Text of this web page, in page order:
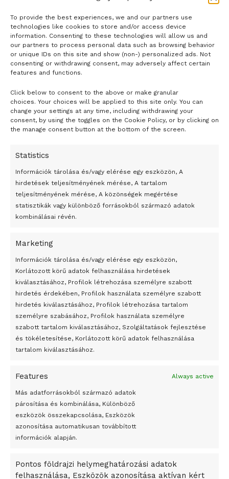
To provide the best experiences, we and our partners use
technologies like cookies to store and/or access device
information. Consenting to these technologies will allow us and
our partners to process personal data such as browsing behavior
or unique IDs on this site and show (non-) personalized ads. Not
consenting or withdrawing consent, may adversely affect certain
features and functions.
Click below to consent to the above or make granular
choices. Your choices will be applied to this site only. You can
change your settings at any time, including withdrawing your
consent, by using the toggles on the Cookie Policy, or by clicking on
the manage consent button at the bottom of the screen.
Statistics
Információk tárolása és/vagy elérése egy eszközön, A
hirdetések teljesítményének mérése, A tartalom
teljesítményének mérése, A közönségek megértése
statisztikák vagy különböző forrásokból származó adatok
kombinálásai révén.
Marketing
Információk tárolása és/vagy elérése egy eszközön,
Korlátozott körű adatok felhasználása hirdetések
kiválasztásához, Profilok létrehozása személyre szabott
hirdetés érdekében, Profilok használata személyre szabott
hirdetés kiválasztásához, Profilok létrehozása tartalom
személyre szabásához, Profilok használata személyre
szabott tartalom kiválasztásához, Szolgáltatások fejlesztése
és tökéletesítése, Korlátozott körű adatok felhasználása
tartalom kiválasztásához.
Features Always active
Más adatforrásokból származó adatok
párosítása és kombinálása, Különböző
eszközök összekapcsolása, Eszközök
azonosítása automatikusan továbbított
információk alapján.
Pontos földrajzi helymeghatározási adatok
felhasználása, Eszközök azonosítása aktívan kért
adtak át nekik Sao Pauloban 2020. március 10-én. A
tiltakozó őslakosok később elhagyták a magántulajdonban
lévő területet, ahol azért tartózkodtak, hogy megvédjék a
régióban található erdőket az építkezési vállalatoktól. –
Tags: Brazília bűnözés Maranhao Nemzeti Gárda
őslakosok
LOAD MORE
- H I R D E T É S -
Átmenetileg szünetelnek az összecsapások Bahmutnál
Egy vagyonért adták el Banksy művét miután elégették.
Az 1950-ben elhunyt alkotók művei szabadon
felhasználhatóvá válnak
Peking – A visegrádi országok zsidó kulturális örökségét
bemutató fotókiállítás nyílt
Megveszi az osztrák Wienerberger az amerikai Meridian
Bricket
A Startup Campus egyetemi programjainak legjobbjai az
A Ringo Starr új albummal jelentkezik